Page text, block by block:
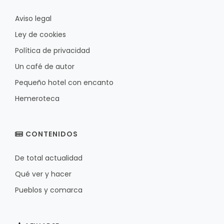
Aviso legal
Ley de cookies
Política de privacidad
Un café de autor
Pequeño hotel con encanto
Hemeroteca
CONTENIDOS
De total actualidad
Qué ver y hacer
Pueblos y comarca